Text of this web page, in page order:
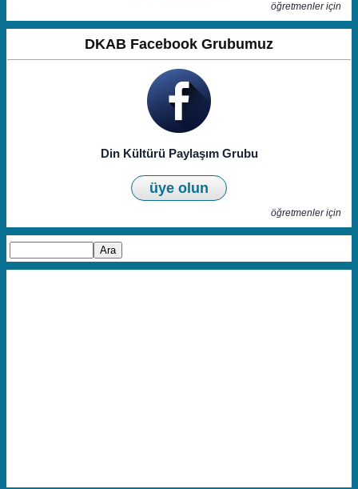
öğretmenler için
DKAB Facebook Grubumuz
Din Kültürü Paylaşım Grubu
üye olun
öğretmenler için